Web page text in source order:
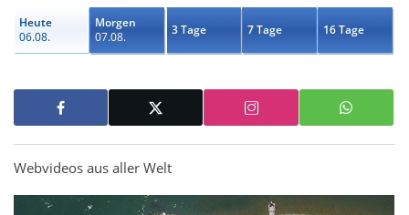
Heute
06.08.
Morgen
07.08.
3 Tage 7 Tage 16 Tage
Webvideos aus aller Welt